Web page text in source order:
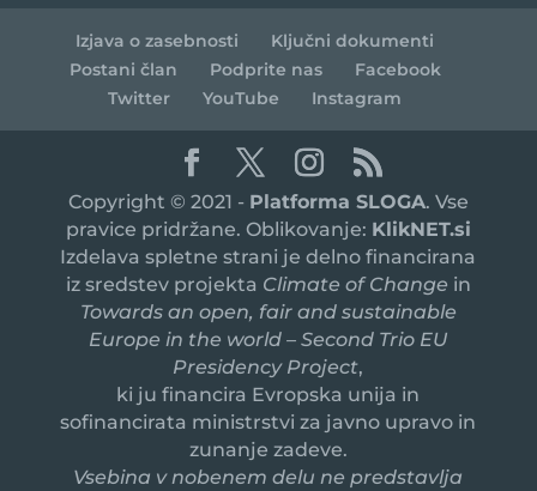
Izjava o zasebnosti
Ključni dokumenti
Postani član
Podprite nas
Facebook
Twitter
YouTube Instagram
Copyright © 2021 - Platforma SLOGA. Vse
pravice pridržane. Oblikovanje: KlikNET.si
Izdelava spletne strani je delno financirana
iz sredstev projekta Climate of Change in
Towards an open, fair and sustainable
Europe in the world – Second Trio EU
Presidency Project,
ki ju financira Evropska unija in
sofinancirata ministrstvi za javno upravo in
zunanje zadeve.
Vsebina v nobenem delu ne predstavlja